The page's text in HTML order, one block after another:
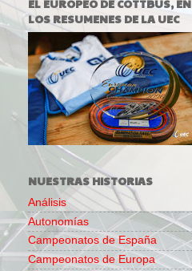
EL EUROPEO DE COTTBUS, EN
LOS RESUMENES DE LA UEC
NUESTRAS HISTORIAS
Análisis
Autonomías
Campeonatos de España
Campeonatos de Europa